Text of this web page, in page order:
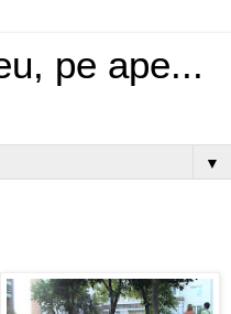
pe ape...
▼